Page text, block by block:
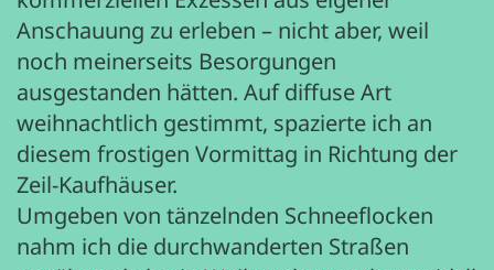
Anschauung zu erleben – nicht aber, weil
noch meinerseits Besorgungen
ausgestanden hätten. Auf diffuse Art
weihnachtlich gestimmt, spazierte ich an
diesem frostigen Vormittag in Richtung der
Zeil-Kaufhäuser.
Umgeben von tänzelnden Schneeflocken
nahm ich die durchwanderten Straßen